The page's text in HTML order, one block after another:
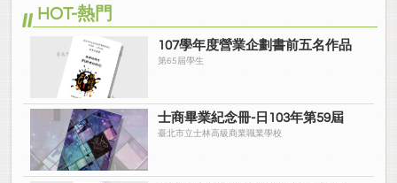
HOT-熱門
107學年度營業企劃書前五名作品
第65屆學生
士商畢業紀念冊-日103年第59屆
臺北市立士林高級商業職業學校